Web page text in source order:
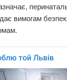
вимогам